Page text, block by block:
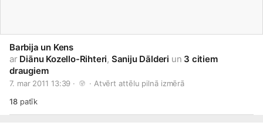
Barbija un Kens
ar Diānu Kozello-Rihteri, Saniju Dālderi un 3 citiem
draugiem
7. mar 2011 13:39 · · Atvērt attēlu pilnā izmērā
18patīk